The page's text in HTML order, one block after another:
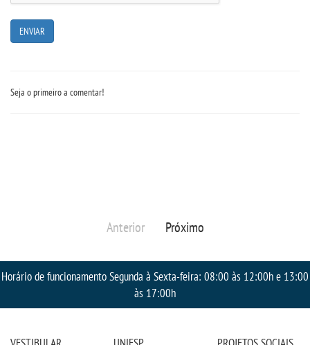
TRABALHE CONOSCO
Seja o primeiro a comentar!
Anterior Próximo
Horário de funcionamento Segunda à Sexta-feira: 08:00 às 12:00h e 13:00
às 17:00h